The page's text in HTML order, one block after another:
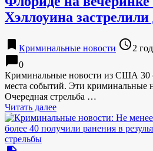
Хэллоуина застрелили
bookmark Криминальные новости access_time2
chat_bubble0
Криминальные новости из США 30
места событий. Эти
Очередная стрельба …
Читать далее